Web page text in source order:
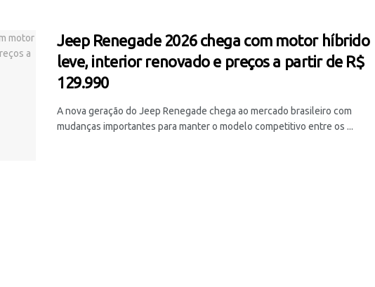
Jeep Renegade 2026 chega com motor híbrido
leve, interior renovado e preços a partir de R$
129.990
A nova geração do Jeep Renegade chega ao mercado brasileiro com
mudanças importantes para manter o modelo competitivo entre os ...